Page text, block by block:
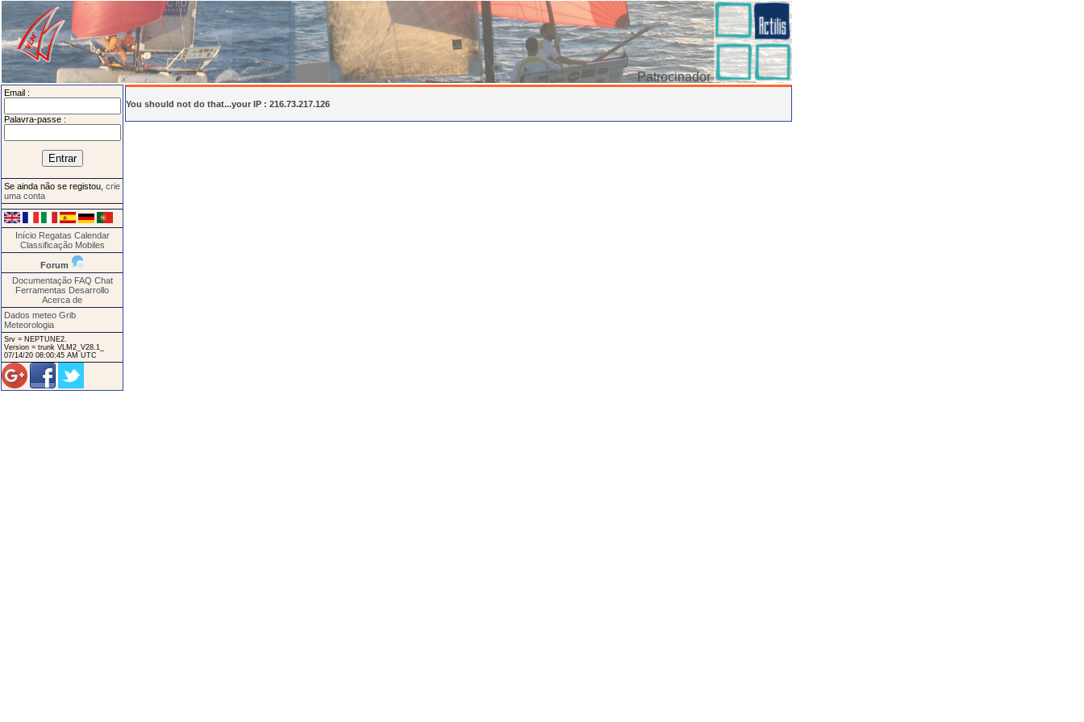
Patrocinador
Email :
Palavra-passe :
Se ainda não se registou, crie
uma conta
Início Regatas Calendar
Classificação Mobiles
Forum
Documentação FAQ Chat
Ferramentas Desarrollo
Acerca de
Dados meteo Grib
Meteorologia
Srv = NEPTUNE2.
Version = trunk VLM2_V28.1_
07/14/20 08:00:45 AM UTC
You should not do that...your IP : 216.73.217.126